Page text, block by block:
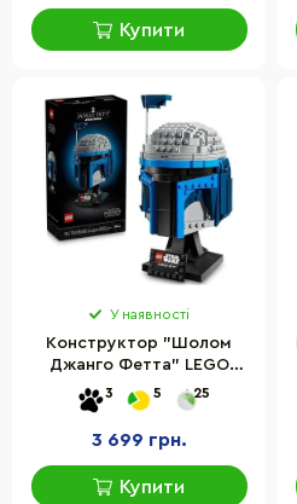
Купити
У наявності
Конструктор "Шолом
Джанго Фетта" LEGO
75408, 616 деталей
3 5 25
3 699 грн.
Купити